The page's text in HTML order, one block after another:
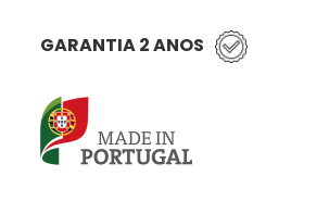
GARANTIA 2 ANOS